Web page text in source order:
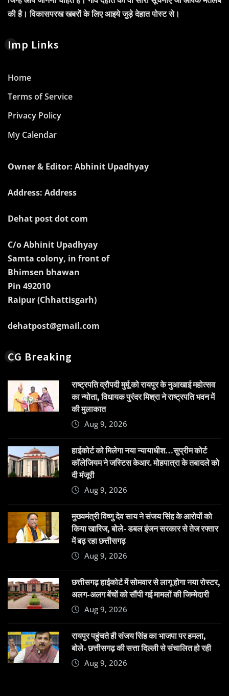
की है। विकासपरख खबरों के लिए आइये जुड़े देहात पोस्ट से।
Imp Links
Home
Terms of Service
Privacy Policy
My Calendar
Owner & Editor: Abhinit Upadhyay
Address: Address
Dehat post dot com
C/o Abhinit Upadhyay
Samta colony, in front of
Bhimsen bhawan
Pin 492010
Raipur (Chhattisgarh)
dehatpost@gmail.com
CG Breaking
राष्ट्रपति द्रौपदी मुर्मू को रायपुर के नुआखाई महोत्सव
का न्योता, विधायक पुरंदर मिश्रा ने राष्ट्रपति भवन में
की मुलाकात
Aug 9, 2026
हाईकोर्ट को मिलेगा नया न्यायाधीश…सुप्रीम कोर्ट
कॉलेजियम ने जस्टिस केआर. मोहपात्रा के तबादले को
दी मंजूरी
Aug 9, 2026
मुख्यमंत्री विष्णु देव साय ने संजय सिंह के आरोपों को
किया खारिज, बोले- डबल इंजन सरकार से तेज रफ्तार
में बढ़ रहा छत्तीसगढ़
Aug 9, 2026
छत्तीसगढ़ हाईकोर्ट में सोमवार से लागू होगा नया रोस्टर,
अलग-अलग बेंचों को सौंपी गई मामलों की जिम्मेदारी
Aug 9, 2026
रायपुर पहुंचते ही संजय सिंह का भाजपा पर हमला,
बोले- छत्तीसगढ़ की सत्ता दिल्ली से संचालित हो रही
Aug 9, 2026